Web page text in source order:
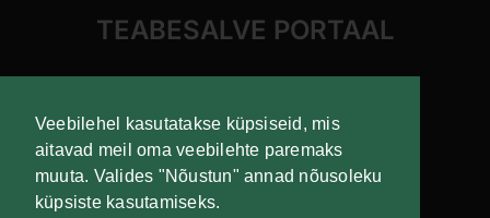
Veebilehel kasutatakse küpsiseid, mis
aitavad meil oma veebilehte paremaks
muuta. Valides "Nõustun" annad nõusoleku
küpsiste kasutamiseks.
TEABESALVE PORTAAL
Liitu uudiskirjaga!